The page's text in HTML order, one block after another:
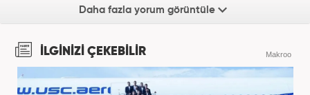
Daha fazla yorum görüntüle
İLGİNİZİ ÇEKEBİLİR Makroo